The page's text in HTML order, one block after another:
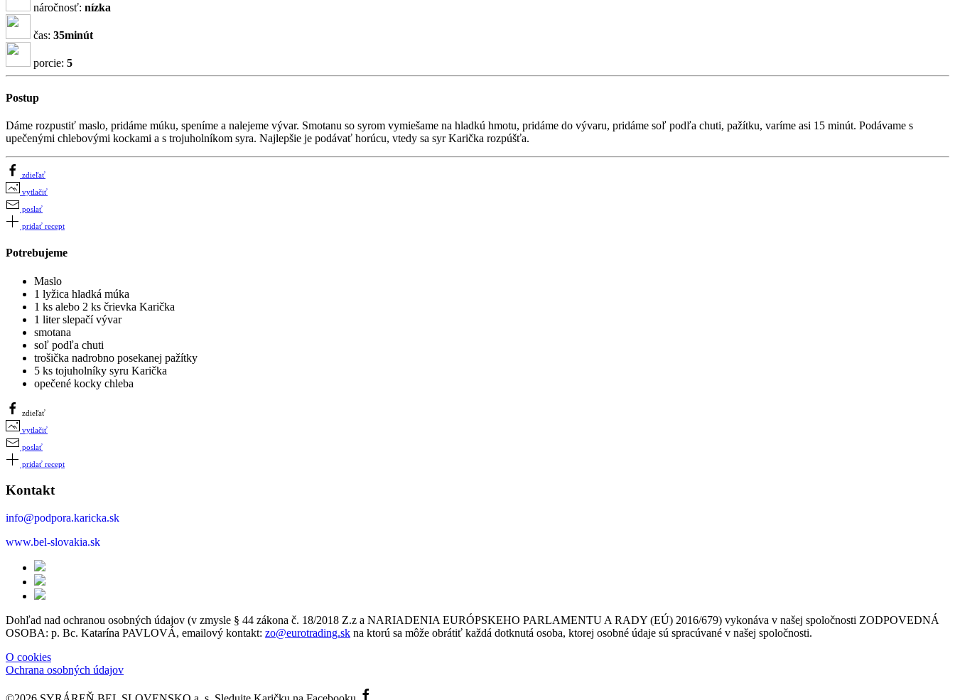
náročnosť: nízka
čas: 35minút
porcie: 5
Postup
Dáme rozpustiť maslo, pridáme múku, speníme a nalejeme vývar. Smotanu so syrom vymiešame na hladkú hmotu, pridáme do vývaru, pridáme soľ podľa chuti, pažítku, varíme asi 15 minút. Podávame s
upečenými chlebovými kockami a s trojuholníkom syra. Najlepšie je podávať horúcu, vtedy sa syr Karička rozpúšťa.
zdieľať
vytlačiť
poslať
pridať recept
Potrebujeme
Maslo
1 lyžica hladká múka
1 ks alebo 2 ks črievka Karička
1 liter slepačí vývar
smotana
soľ podľa chuti
trošička nadrobno posekanej pažítky
5 ks tojuholníky syru Karička
opečené kocky chleba
zdieľať
vytlačiť
poslať
pridať recept
Kontakt
info@podpora.karicka.sk
www.bel-slovakia.sk
Dohľad nad ochranou osobných údajov (v zmysle § 44 zákona č. 18/2018 Z.z a NARIADENIA EURÓPSKEHO PARLAMENTU A RADY (EÚ) 2016/679) vykonáva v našej spoločnosti ZODPOVEDNÁ
OSOBA: p. Bc. Katarína PAVLOVÁ, emailový kontakt: zo@eurotrading.sk na ktorú sa môže obrátiť každá dotknutá osoba, ktorej osobné údaje sú spracúvané v našej spoločnosti.
O cookies
Ochrana osobných údajov